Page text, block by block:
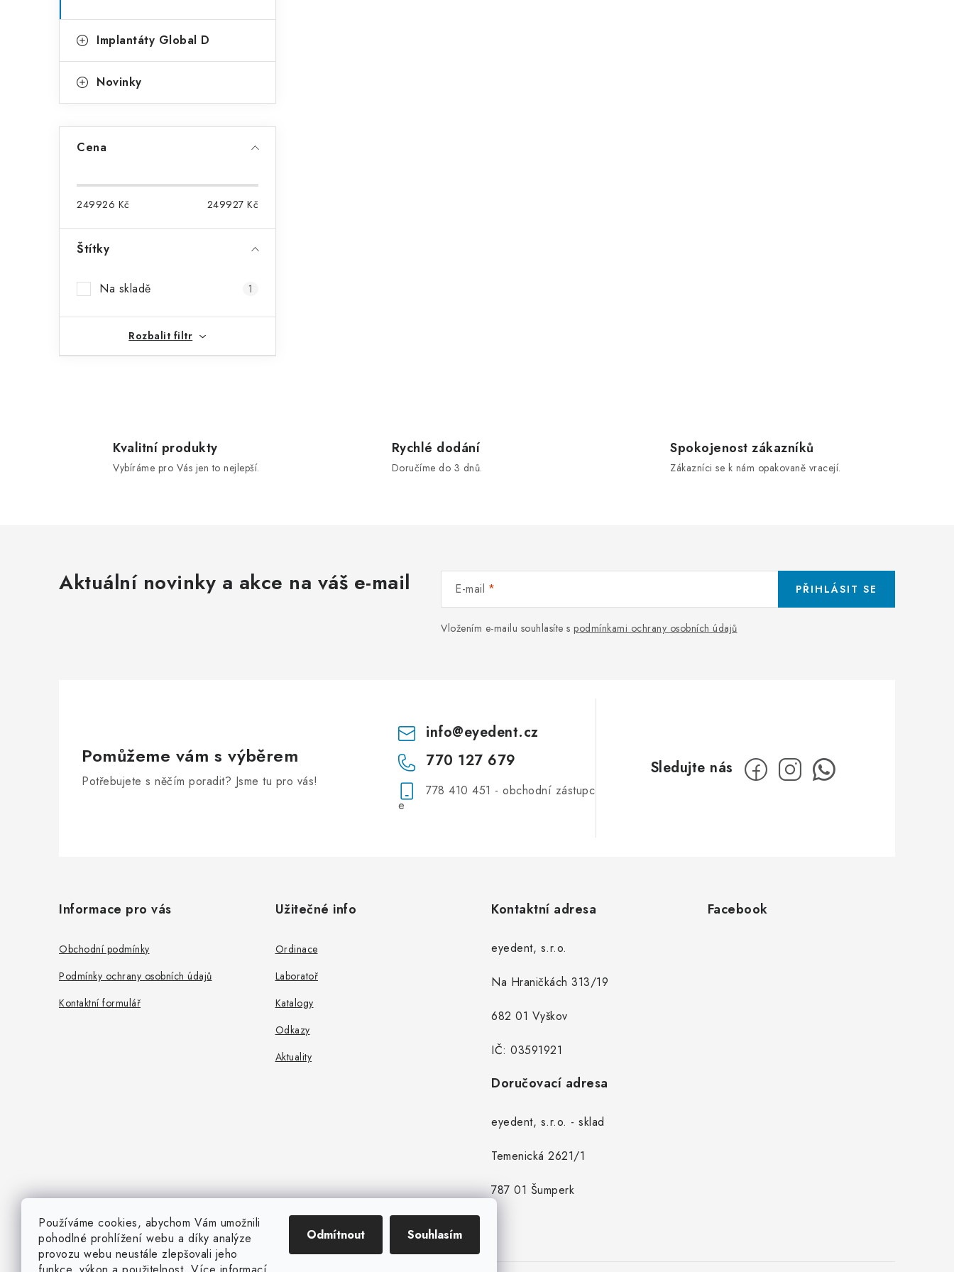
Používáme cookies, abychom Vám umožnili
pohodlné prohlížení webu a díky analýze
provozu webu neustále zlepšovali jeho
Odmítnout Souhlasím
Implantáty Global D
Novinky
Cena
249926 Kč 249927 Kč
Štítky
Na skladě 1
Rozbalit filtr
Kvalitní produkty
Vybíráme pro Vás jen to nejlepší.
Rychlé dodání
Doručíme do 3 dnů.
Spokojenost zákazníků
Zákazníci se k nám opakovaně vracejí.
Aktuální novinky a akce na váš e-mail E-mail
Vložením e-mailu souhlasíte s podmínkami ochrany osobních údajů
PŘIHLÁSIT SE
Pomůžeme vám s výběrem
Potřebujete s něčím poradit? Jsme tu pro vás!
info@eyedent.cz
770 127 679
778 410 451 - obchodní zástupc
e
Informace pro vás
Obchodní podmínky
Podmínky ochrany osobních údajů
Kontaktní formulář
Užitečné info
Ordinace
Laboratoř
Katalogy
Odkazy
Aktuality
Kontaktní adresa
eyedent, s.r.o.
Na Hraničkách 313/19
682 01 Vyškov
IČ: 03591921
Doručovací adresa
eyedent, s.r.o. - sklad
Temenická 2621/1
787 01 Šumperk
Facebook